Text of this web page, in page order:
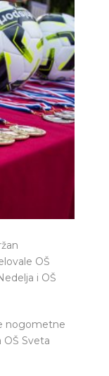
OŠ
i OŠ
nogometne
OŠ Sveta